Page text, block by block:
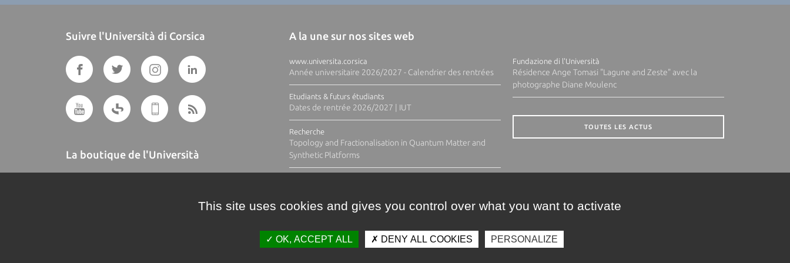
Suivre l'Università di Corsica
La boutique de l'Università
A la une sur nos sites web
www.universita.corsica
Année universitaire 2026/2027 - Calendrier des rentrées
Etudiants & futurs étudiants
Dates de rentrée 2026/2027 | IUT
Recherche
Topology and Fractionalisation in Quantum Matter and
Synthetic Platforms
Fundazione di l'Università
Résidence Ange Tomasi "Lagune and Zeste" avec la
photographe Diane Moulenc
TOUTES LES ACTUS
This site uses cookies and gives you control over what you want to activate
OK, ACCEPT ALL DENY ALL COOKIES PERSONALIZE